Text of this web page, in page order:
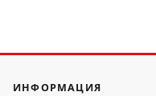
ИНФОРМАЦИЯ